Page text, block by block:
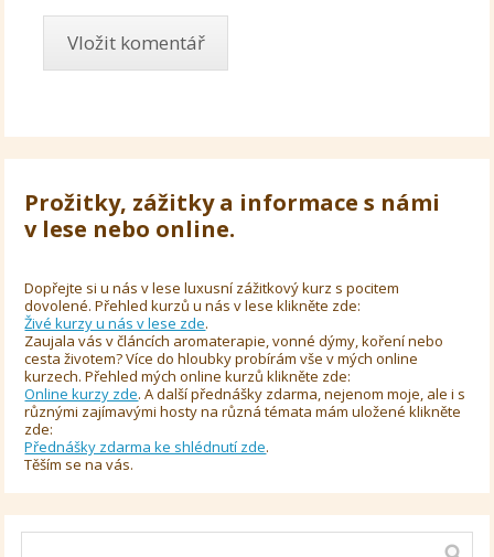
Prožitky, zážitky a informace s námi
v lese nebo online.
Dopřejte si u nás v lese luxusní zážitkový kurz s pocitem
dovolené. Přehled kurzů u nás v lese klikněte zde:
Živé kurzy u nás v lese zde.
Zaujala vás v článcích aromaterapie, vonné dýmy, koření nebo
cesta životem? Více do hloubky probírám vše v mých online
kurzech. Přehled mých online kurzů klikněte zde:
Online kurzy zde. A další přednášky zdarma, nejenom moje, ale i s
různými zajímavými hosty na různá témata mám uložené klikněte
zde:
Přednášky zdarma ke shlédnutí zde.
Těším se na vás.